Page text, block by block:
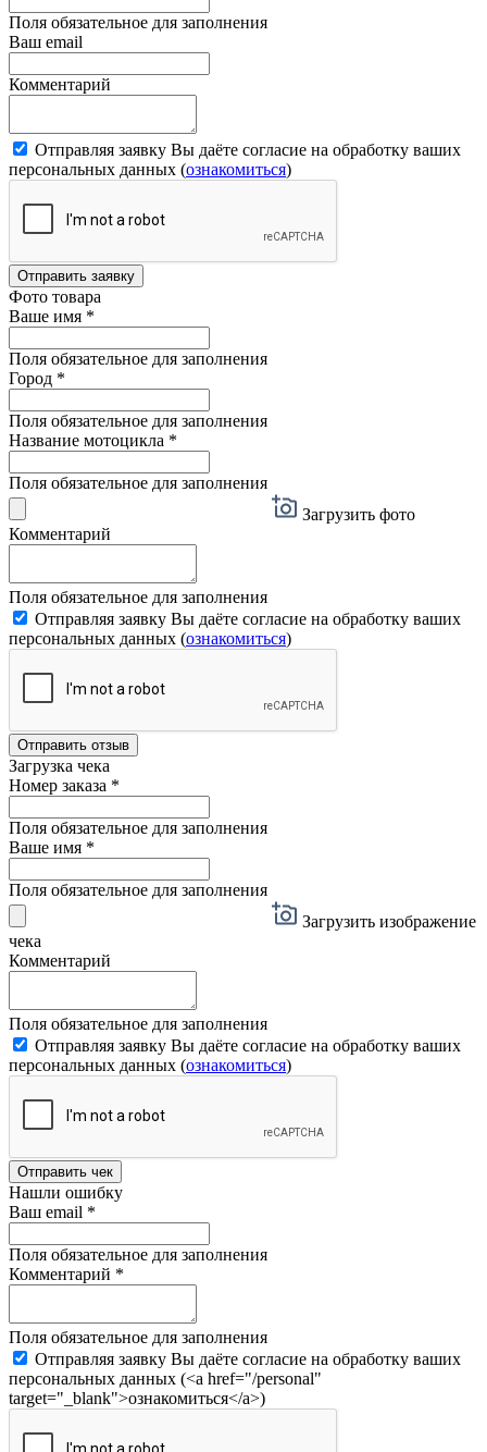
Поля обязательное для заполнения
Ваш email
Комментарий
Отправляя заявку Вы даёте согласие на обработку ваших
персональных данных (ознакомиться)
Отправить заявку
Фото товара
Ваше имя *
Поля обязательное для заполнения
Город *
Поля обязательное для заполнения
Название мотоцикла *
Поля обязательное для заполнения
Загрузить фото
Комментарий
Поля обязательное для заполнения
Отправляя заявку Вы даёте согласие на обработку ваших
персональных данных (ознакомиться)
Отправить отзыв
Загрузка чека
Номер заказа *
Поля обязательное для заполнения
Ваше имя *
Поля обязательное для заполнения
Загрузить изображение
чека
Комментарий
Поля обязательное для заполнения
Отправляя заявку Вы даёте согласие на обработку ваших
персональных данных (ознакомиться)
Отправить чек
Нашли ошибку
Ваш email *
Поля обязательное для заполнения
Комментарий *
Поля обязательное для заполнения
Отправляя заявку Вы даёте согласие на обработку ваших
персональных данных (<a href="/personal"
target="_blank">ознакомиться</a>)